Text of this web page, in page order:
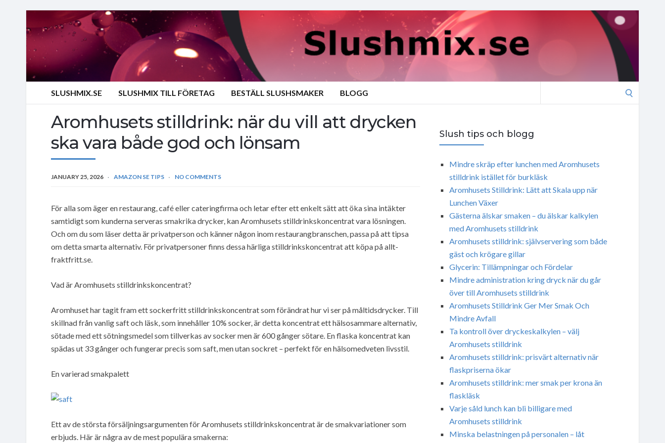
SLUSHMIX.SE SLUSHMIX TILL FÖRETAG BESTÄLL SLUSHSMAKER BLOGG
Aromhusets stilldrink: när du vill att drycken
ska vara både god och lönsam
JANUARY 25, 2026 AMAZON SE TIPS NO COMMENTS
För alla som äger en restaurang, café eller cateringfirma och letar efter ett enkelt sätt att öka sina intäkter
samtidigt som kunderna serveras smakrika drycker, kan Aromhusets stilldrinkskoncentrat vara lösningen.
Och om du som läser detta är privatperson och känner någon inom restaurangbranschen, passa på att tipsa
om detta smarta alternativ. För privatpersoner finns dessa härliga stilldrinkskoncentrat att köpa på allt-
fraktfritt.se.
Vad är Aromhusets stilldrinkskoncentrat?
Aromhuset har tagit fram ett sockerfritt stilldrinkskoncentrat som förändrat hur vi ser på måltidsdrycker. Till
skillnad från vanlig saft och läsk, som innehåller 10% socker, är detta koncentrat ett hälsosammare alternativ,
sötade med ett sötningsmedel som tillverkas av socker men är 600 gånger sötare. En flaska koncentrat kan
spädas ut 33 gånger och fungerar precis som saft, men utan sockret – perfekt för en hälsomedveten livsstil.
En varierad smakpalett
Ett av de största försäljningsargumenten för Aromhusets stilldrinkskoncentrat är de smakvariationer som
erbjuds. Här är några av de mest populära smakerna:
Slush tips och blogg
Mindre skräp efter lunchen med Aromhusets
stilldrink istället för burkläsk
Aromhusets Stilldrink: Lätt att Skala upp när
Lunchen Växer
Gästerna älskar smaken – du älskar kalkylen
med Aromhusets stilldrink
Aromhusets stilldrink: självservering som både
gäst och krögare gillar
Glycerin: Tillämpningar och Fördelar
Mindre administration kring dryck när du går
över till Aromhusets stilldrink
Aromhusets Stilldrink Ger Mer Smak Och
Mindre Avfall
Ta kontroll över dryckeskalkylen – välj
Aromhusets stilldrink
Aromhusets stilldrink: prisvärt alternativ när
flaskpriserna ökar
Aromhusets stilldrink: mer smak per krona än
flaskläsk
Varje såld lunch kan bli billigare med
Aromhusets stilldrink
Minska belastningen på personalen – låt